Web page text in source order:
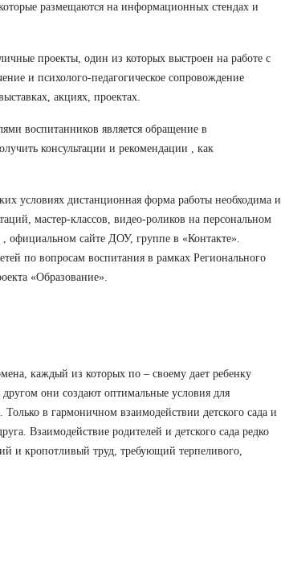
размещаются на информационных стендах и
проекты, один из которых выстроен на работе с
и психолого-педагогическое сопровождение
акциях, проектах.
воспитанников является обращение в
консультации и рекомендации , как
условиях дистанционная форма работы необходима и
мастер-классов, видео-роликов на персональном
, официальном сайте ДОУ, группе в «Контакте».
по вопросам воспитания в рамках Регионального
«Образование».
каждый из которых по – своему дает ребенку
они создают оптимальные условия для
в гармоничном взаимодействии детского сада и
Взаимодействие родителей и детского сада редко
и кропотливый труд, требующий терпеливого,